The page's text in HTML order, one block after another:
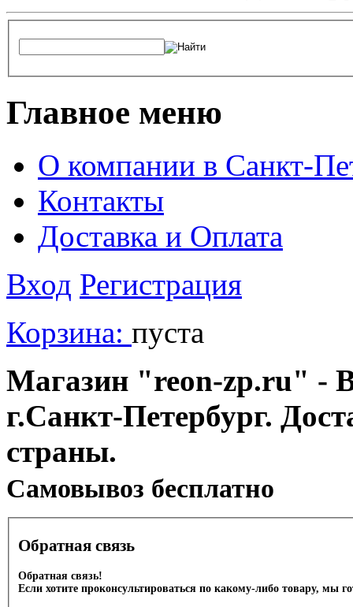
Главное меню
О компании в Санкт-
Контакты
Доставка и Оплата
Вход Регистрация
Корзина: пуста
Магазин "reon-zp.ru" -
г.Санкт-Петербург.
страны.
Cамовывоз бесплатно
Обратная связь
Обратная связь!
Если хотите проконсультироваться по какому-либо товару, мы